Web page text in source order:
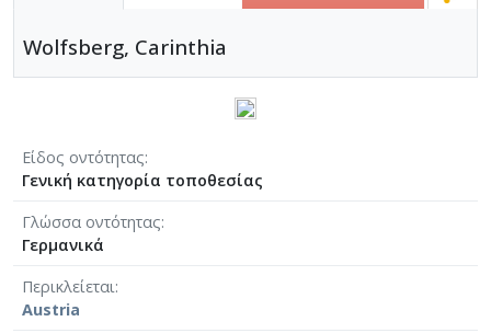
Wolfsberg, Carinthia
Είδος οντότητας
Γενική κατηγορία τοποθεσίας
Γλώσσα οντότητας
Γερμανικά
Περικλείεται
Austria